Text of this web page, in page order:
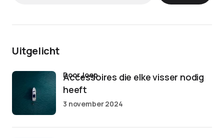
Uitgelicht
Accessoires die elke visser nodig
heeft
door Joep
3 november 2024